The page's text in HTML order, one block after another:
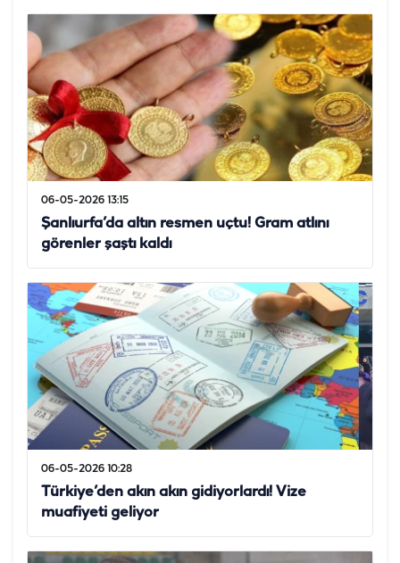
06-05-2026 13:15
Şanlıurfa’da altın resmen uçtu! Gram atlını
görenler şaştı kaldı
06-05-2026 10:28
Türkiye’den akın akın gidiyorlardı! Vize
muafiyeti geliyor